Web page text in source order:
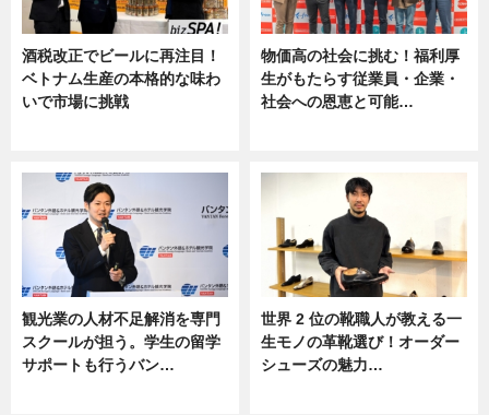
酒税改正でビールに再注目！
ベトナム生産の本格的な味わ
いで市場に挑戦
物価高の社会に挑む！福利厚
生がもたらす従業員・企業・
社会への恩恵と可能…
観光業の人材不足解消を専門
スクールが担う。学生の留学
サポートも行うバン…
世界 2 位の靴職人が教える一
生モノの革靴選び！オーダー
シューズの魅力…